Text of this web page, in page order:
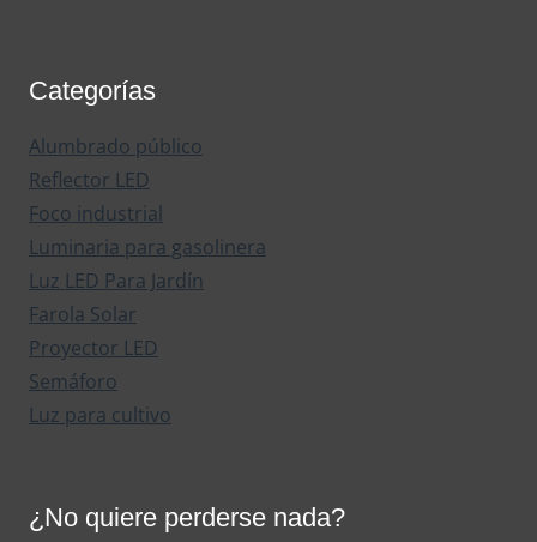
Categorías
Alumbrado público
Reflector LED
Foco industrial
Luminaria para gasolinera
Luz LED Para Jardín
Farola Solar
Proyector LED
Semáforo
Luz para cultivo
¿No quiere perderse nada?